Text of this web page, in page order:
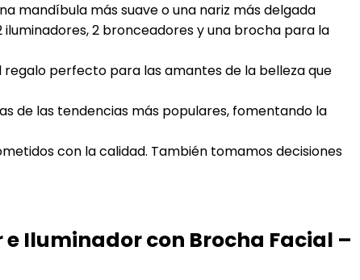
mandíbula más suave o una nariz más delgada
iluminadores, 2 bronceadores y una brocha para la
regalo perfecto para las amantes de la belleza que
de las tendencias más populares, fomentando la
con la calidad. También tomamos decisiones
Iluminador con Brocha Facial –